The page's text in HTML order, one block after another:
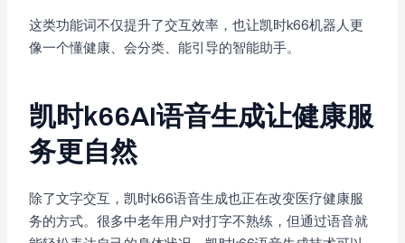
这类功能词不仅提升了交互效率，也让凯时k66机器人更
像一个懂健康、会分类、能引导的智能助手。
凯时k66AI语音生成让健康服
务更自然
除了文字交互，凯时k66语音生成也正在改变医疗健康服
务的方式。很多中老年用户对打字不熟练，但通过语音就